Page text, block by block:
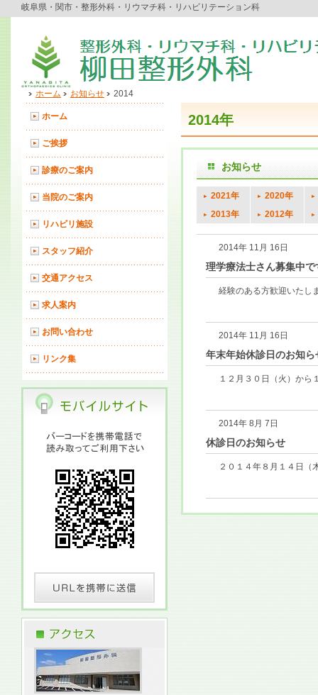
岐阜県・関市・整形外科・リウマチ科・リハビリテーション科
ホーム お知らせ 2014
2014年
お知らせ
2021年
2020年
2013年
2012年
2014年 11月 16日
理学療法士さん募集中で
経験のある方歓迎いたし
2014年 11月 16日
年末年始休診日のお知ら
１２月３０日（火）から
2014年 8月 7日
休診日のお知らせ
２０１４年８月１４日（
ホーム
ご挨拶
診療のご案内
当院のご案内
リハビリ施設
スタッフ紹介
交通アクセス
求人案内
お問い合わせ
リンク集